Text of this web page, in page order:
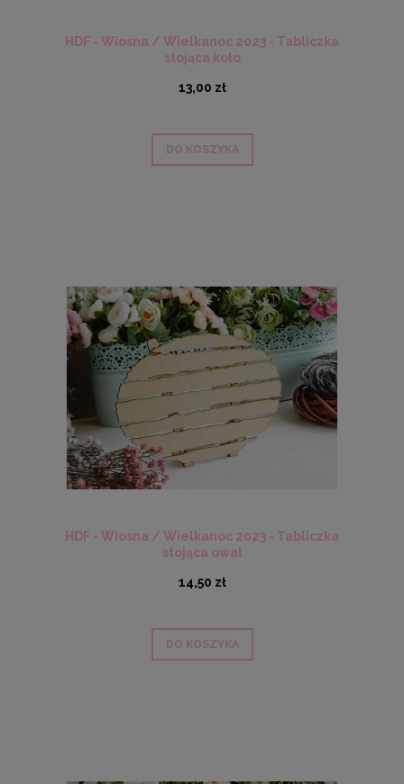
HDF - Wiosna / Wielkanoc 2023 - Tabliczka
stojąca koło
13,00 zł
DO KOSZYKA
HDF - Wiosna / Wielkanoc 2023 - Tabliczka
stojąca owal
14,50 zł
DO KOSZYKA